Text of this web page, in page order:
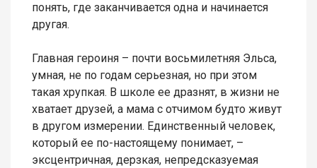
понять, где заканчивается одна и начинается
другая.
Главная героиня – почти восьмилетняя Эльса,
умная, не по годам серьезная, но при этом
такая хрупкая. В школе ее дразнят, в жизни не
хватает друзей, а мама с отчимом будто живут
в другом измерении. Единственный человек,
который ее по-настоящему понимает, –
эксцентричная, дерзкая, непредсказуемая